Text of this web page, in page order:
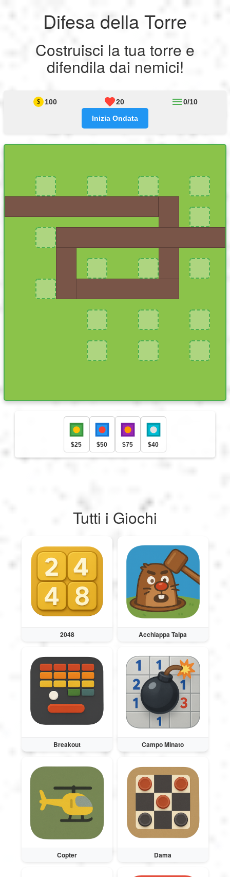
SEO
My Profile
My Reports
Logout
English
Français
Deutsch
Español
Italiano
Nederlands
Polski
Türkçe
русский
日本語
한국어
Svenska
Norsk
Dansk
Suomi
Ελληνικά
Română
Magyar
Indonesia
Українська
Difesa della Torre
Costruisci la tua torre e
difendila dai nemici!
My Profile
Logout
100 20
0/10
Inizia Ondata
$25 $50 $75 $40
Tutti i Giochi
2048 Acchiappa Talpa
Breakout Campo Minato
Copter Dama